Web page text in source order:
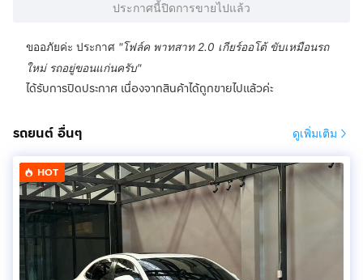
ประกาศนี้ปิดการขายไปแล้ว
ขออภัยค่ะ ประกาศ "โฟล์ค พาทสาท 2.0 เกียร์ออโต้ ขับเหมือนรถ
ใหม่ รถอยู่ขอนแก่นครับ"
ได้รับการปิดประกาศ เนื่องจากสินค้าได้ถูกขายไปแล้วค่ะ
รถยนต์ อื่นๆ ดูเพิ่มเติม
HOT